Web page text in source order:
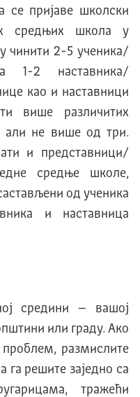
се пријаве школски
средњих школа у
чинити 2-5 ученика/
1-2 наставника/
као и наставници
више различитих
али не више од три.
и представници/
средње школе,
од ученика
и наставница
средини – вашој
или граду. Ако
проблем, размислите
га решите заједно са
тражећи